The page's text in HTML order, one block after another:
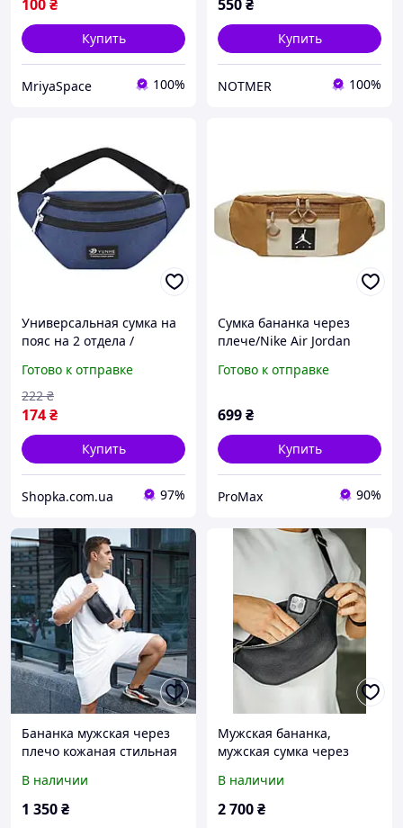
100₴
Купить
MriyaSpace 100%
550₴
Купить
NOTMER 100%
Универсальная сумка на
пояс на 2 отдела /
Бананка через плечо /
Бананка на пояс
Готово к отправке
174₴
222 ₴
Купить
Shopka.com.ua 97%
Сумка бананка через
плече/Nike Air Jordan
Готово к отправке
699₴
Купить
ProMax 90%
Бананка мужская через
плечо кожаная стильная
В наличии
1 350₴
Мужская бананка,
мужская сумка через
кожи, вместительная
черная сумка на пояс
В наличии
2 700₴